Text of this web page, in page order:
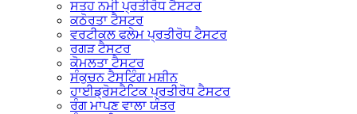
ਸਤਹ ਨਮੀ ਪ੍ਰਤੀਰੋਧ ਟੈਸਟਰ
ਕਠੋਰਤਾ ਟੈਸਟਰ
ਵਰਟੀਕਲ ਫਲੇਮ ਪ੍ਰਤੀਰੋਧ ਟੈਸਟਰ
ਰਗੜ ਟੈਸਟਰ
ਕੋਮਲਤਾ ਟੈਸਟਰ
ਸੰਕੁਚਨ ਟੈਸਟਿੰਗ ਮਸ਼ੀਨ
ਹਾਈਡ੍ਰੋਸਟੈਟਿਕ ਪ੍ਰਤੀਰੋਧ ਟੈਸਟਰ
ਰੰਗ ਮਾਪਣ ਵਾਲਾ ਯੰਤਰ